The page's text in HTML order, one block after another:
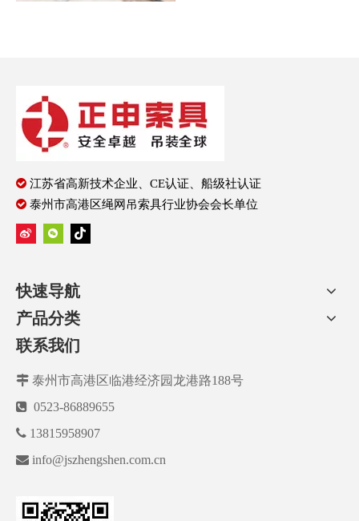
 江苏省高新技术企业、CE认证、船级社认证
 泰州市高港区绳网吊索具行业协会会长单位
快速导航
产品分类
联系我们
 泰州市高港区临港经济园龙港路188号
 0523-86889655
 13815958907
 info@jszhengshen.com.cn